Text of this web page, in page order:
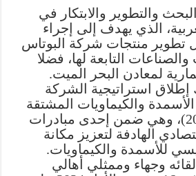
والتطوير والابتكار في
الذي يهدف إلى إجراء
منتجات شركة البوتاس
التابعة لها، فضلا
لمعادن البحر الميت.
إطلاق استراتيجية الشركة
والكيماويات المشتقة
للأعوام (2024-2034)، وهي ضمن إحدى مبادرات
الهادفة لتعزيز مكانة
للأسمدة والكيماويات.
وجهاء وممثلي أهالي